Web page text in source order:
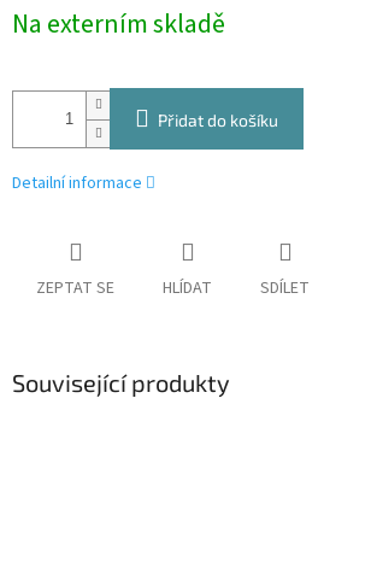
cena:
Na externím skladě
Přidat do košíku
Detailní informace
ZEPTAT SE HLÍDAT SDÍLET
Související produkty